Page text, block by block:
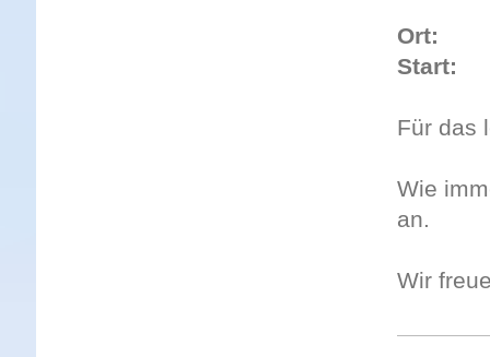
Ort:
Start:
Für das
Wie
an.
Wir